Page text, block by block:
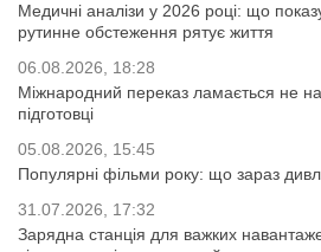
Медичні аналізи у 2026 році: що
рутинне обстеження рятує життя
06.08.2026, 18:28
Міжнародний переказ ламається не
підготовці
05.08.2026, 15:45
Популярні фільми року: що зараз
31.07.2026, 17:32
Зарядна станція для важких